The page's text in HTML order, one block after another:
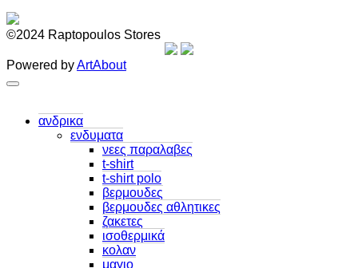
©2024 Raptopoulos Stores
Powered byArtAbout
ανδρικα
ενδυματα
νεες παραλαβες
t-shirt
t-shirt polo
βερμουδες
βερμουδες αθλητικες
ζακετες
ισοθερμικά
κολαν
μαγιο